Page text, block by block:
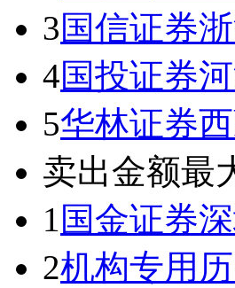
3国信证券
4国投证券
5华林证券
卖出金额最
1 国金证券
2机构专用